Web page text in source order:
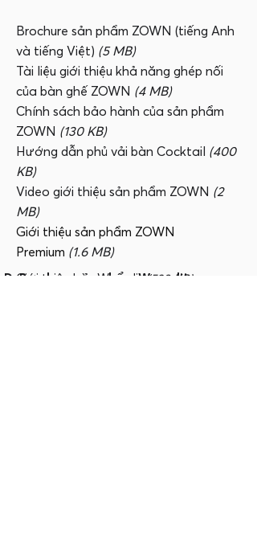
Brochure sản phẩm ZOWN (tiếng Anh
và tiếng Việt) (5 MB)
Tài liệu giới thiệu khả năng ghép nối
của bàn ghế ZOWN (4 MB)
Chính sách bảo hành của sản phẩm
ZOWN (130 KB)
Hướng dẫn phủ vải bàn Cocktail (400
KB)
Video giới thiệu sản phẩm ZOWN (2
MB)
Giới thiệu sản phẩm ZOWN
Premium (1.6 MB)
D. Brochure sản phẩm Werzalit
Giới thiệu bàn Werzalit(538 KB)